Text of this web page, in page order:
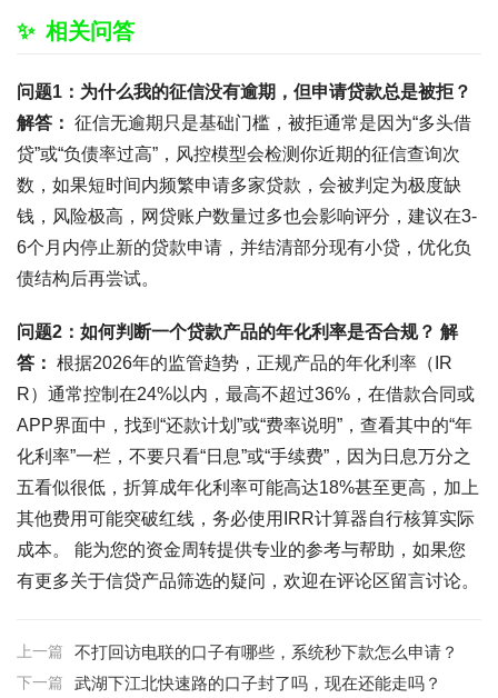
相关问答
问题1：为什么我的征信没有逾期，但申请贷款总是被拒？
解答： 征信无逾期只是基础门槛，被拒通常是因为“多头借
贷”或“负债率过高”，风控模型会检测你近期的征信查询次
数，如果短时间内频繁申请多家贷款，会被判定为极度缺
钱，风险极高，网贷账户数量过多也会影响评分，建议在3-
6个月内停止新的贷款申请，并结清部分现有小贷，优化负
债结构后再尝试。
问题2：如何判断一个贷款产品的年化利率是否合规？ 解
答： 根据2026年的监管趋势，正规产品的年化利率（IR
R）通常控制在24%以内，最高不超过36%，在借款合同或
APP界面中，找到“还款计划”或“费率说明”，查看其中的“年
化利率”一栏，不要只看“日息”或“手续费”，因为日息万分之
五看似很低，折算成年化利率可能高达18%甚至更高，加上
其他费用可能突破红线，务必使用IRR计算器自行核算实际
成本。 能为您的资金周转提供专业的参考与帮助，如果您
有更多关于信贷产品筛选的疑问，欢迎在评论区留言讨论。
上一篇 不打回访电联的口子有哪些，系统秒下款怎么申请？
下一篇 武湖下江北快速路的口子封了吗，现在还能走吗？